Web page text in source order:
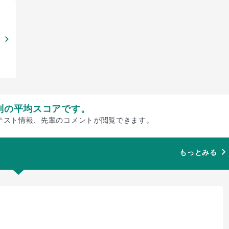
平均スコアです。
ト情報、先輩のコメントが閲覧できます。
もっとみる